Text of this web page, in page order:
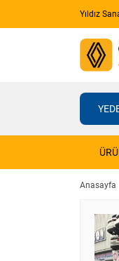
Yıldız
Anasayfa